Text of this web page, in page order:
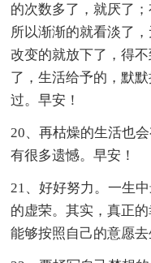
的次数多了，就厌了
所以渐渐的就看淡了
改变的就放下了，得
了，生活给予的，默
过。早安！
20、再枯燥的生活也
有很多遗憾。早安！
21、好好努力。一生
的虚荣。其实，真正
能够按照自己的意愿去